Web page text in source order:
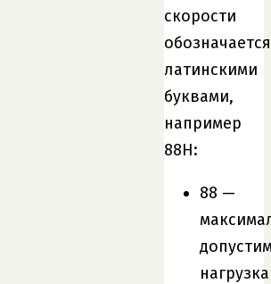
скорости
обозначается
латинскими
буквами,
например
88H:
88 —
нагрузка